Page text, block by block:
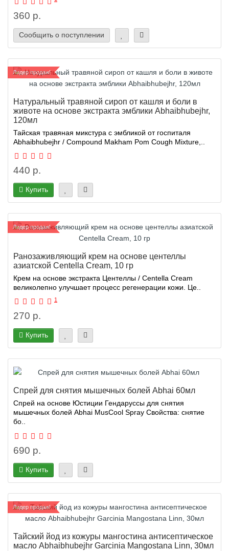
360 р.
Сообщить о поступлении
Лидер продаж!
Натуральный травяной сироп от кашля и боли в
животе на основе экстракта эмблики Abhaibhubejhr,
120мл
Тайская травяная микстура с эмбликой от госпиталя
Abhaibhubejhr / Compound Makham Pom Cough Mixture,..
440 р.
Купить
Лидер продаж!
Ранозаживляющий крем на основе центеллы
азиатской Centella Cream, 10 гр
Крем на основе экстракта Центеллы / Centella Cream
великолепно улучшает процесс регенерации кожи. Це..
1
270 р.
Купить
Спрей для снятия мышечных болей Abhai 60мл
Спрей на основе Юстиции Гендаруссы для снятия
мышечных болей Abhai MusCool Spray Свойства: снятие
бо..
690 р.
Купить
Лидер продаж!
Тайский йод из кожуры мангостина антисептическое
масло Abhaibhubejhr Garcinia Mangostana Linn, 30мл